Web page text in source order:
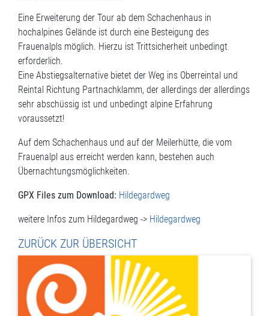
Eine Erweiterung der Tour ab dem Schachenhaus in
hochalpines Gelände ist durch eine Besteigung des
Frauenalpls möglich. Hierzu ist Trittsicherheit unbedingt
erforderlich.
Eine Abstiegsalternative bietet der Weg ins Oberreintal und
Reintal Richtung Partnachklamm, der allerdings der allerdings
sehr abschüssig ist und unbedingt alpine Erfahrung
voraussetzt!
Auf dem Schachenhaus und auf der Meilerhütte, die vom
Frauenalpl aus erreicht werden kann, bestehen auch
Übernachtungsmöglichkeiten.
GPX Files zum Download: Hildegardweg
weitere Infos zum Hildegardweg -> Hildegardweg
ZURÜCK ZUR ÜBERSICHT